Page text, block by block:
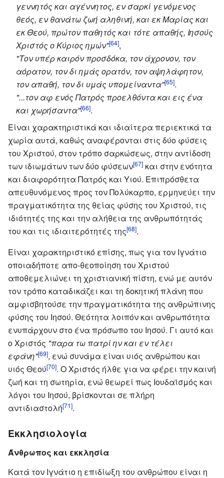
γεννητός και αγέννητος, εν σαρκί γενόμενος
θεός, εν θανάτω ζωή αληθινή, και εκ Μαρίας και
εκ Θεού, πρώτον παθητός και τότε απαθής, Ιησούς
Χριστός ο Κύριος ημών"[64],
"Τον υπέρ καιρόν προσδόκα, τον άχρονον, τον
αόρατον, τον δι ημάς ορατόν, τον αψηλάφητον,
τον απαθή, τον δι υμάς υπομείναντα"[65].
"...τον αφ ενός Πατρός προελθόντα και εις ένα
και χωρήσαντα"[66].
Είναι χαρακτηριστικά και ιδιαίτερα περιεκτικά τα
χωρία αυτά, καθώς αναφέρονται στις δύο φύσεις
του Χριστού, στον τρόπο σαρκώσεως, στην αντίδοση
των ιδιωμάτων των δύο φύσεων[67] και στην ενότητα
και διαφορότητα Πατρός και Υιού. Επιπρόσθετα
απευθυνόμενος προς τον Πολύκαρπο, ερμηνεύει την
πραγματικότητα της θείας φύσης του Χριστού, τις
ιδιότητές της και την αλήθεια της ανθρωπότητάς
του και τις ιδιαιτερότητές της[68].
Είναι χαρακτηριστικό επίσης, πως για τον Ιγνάτιο
οποιαδήποτε απο-θεοποίηση του Χριστού
αποθεμελιώνει τη χριστιανική πίστη, ενώ με αυτόν
τον τρόπο καταδικάζει και τη δοκητική πλάνη που
αμφισβητούσε την πραγματικότητα της ανθρώπινης
φύσης του Ιησού. Θεότητα λοιπόν και ανθρωπότητα
ενυπάρχουν στο ένα πρόσωπο του Ιησού. Γι αυτό και
ο Χριστός "παρα τω πατρί ην και εν τέλει
εφάνη"[69], ενώ συνάμα είναι υιός ανθρώπου και
υιός Θεού[70]. Ο Χριστός ήλθε για να φέρει την καινή
ζωή και τη σωτηρία, ενώ θεωρεί πως Ιουδαϊσμός και
λόγοι του Ιησού, βρίσκονται σε πλήρη
αντιδιαστολή[71].
Εκκλησιολογία
Άνθρωπος και εκκλησία
Κατά τον Ιγνάτιο η επιδίωξη του ανθρώπου είναι η